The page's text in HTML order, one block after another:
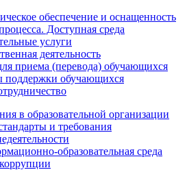
обеспечение и оснащенность
Доступная среда
услуги
деятельность
приема (перевода) обучающихся
обучающихся
в образовательной организации
и требования
образовательная среда